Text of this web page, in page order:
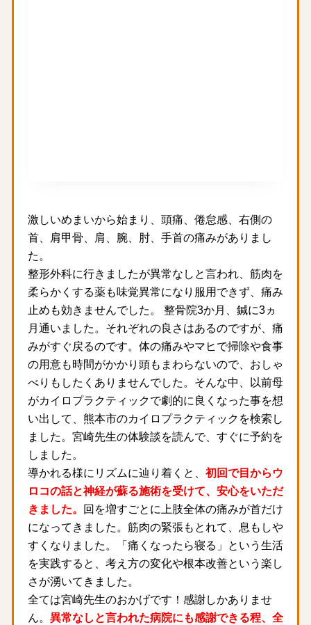
激しいめまいから始まり、頭痛、倦怠感、右側の
首、肩甲骨、肩、腕、肘、手首の痛みがありまし
た。
整形外科に行きましたが異常なしと言われ、筋肉を
柔らかくする薬も味覚異常になり服用できず、痛み
止めも効きませんでした。 整骨院3か月、鍼に3ヵ
月通いました。それぞれの良さはあるのですが、痛
みがすぐ戻るのです。体の痛みやマヒで掃除や食事
の用意も時間がかかり頭もまわらないので、おしゃ
べりもしたくありませんでした。そんな中、以前母
がカイロプラクティックで劇的に良くなった事を想
い出して、熊本市のカイロプラクティックを検索し
ました。宮崎先生の体験談を読んで、すぐに予約を
しました。
導かれる様にリズムに辿り着くと、 初回で目からウ
ロコの話と神経が蘇る施術を受けて、安心をいただ
きました。 回を増すごとに上肢全体の痛みが首だけ
になってきました。筋肉の緊張もとれて、息もしや
すくなりました。「痛くなったら寝る」という生活
を実践すると、考え方の変化や根本改善という楽し
さが湧いてきました。
全ては宮崎先生のおかげです！感謝しかありませ
ん。 異常なしと言われた病院にも感謝できる程、全